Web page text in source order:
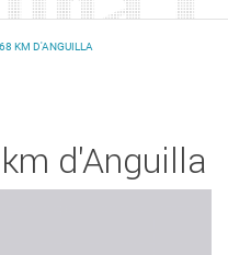
KM D'ANGUILLA
d'Anguilla